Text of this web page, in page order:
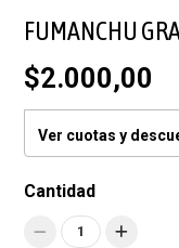
FUMANCHU
$2.000,00
Ver cuotas y
Cantidad
1